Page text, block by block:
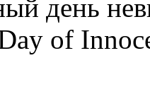
день
of